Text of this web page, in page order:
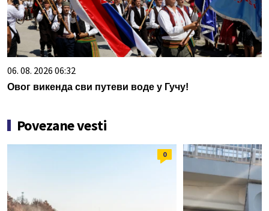
06. 08. 2026 06:32
Овог викенда сви путеви воде у Гучу!
Povezane vesti
0